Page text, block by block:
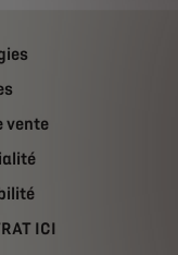
vente
ICI